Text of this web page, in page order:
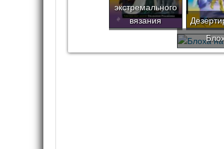
экстремального
вязания